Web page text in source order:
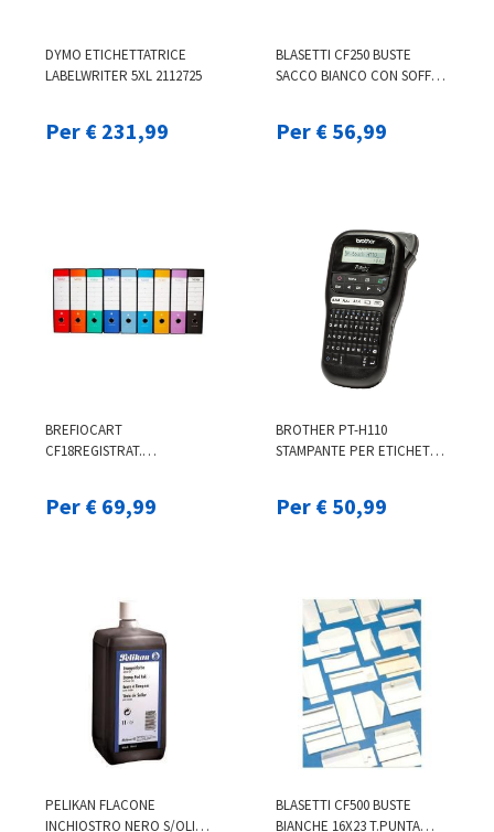
DYMO ETICHETTATRICE
LABELWRITER 5XL 2112725
Per € 231,99
BLASETTI CF250 BUSTE
SACCO BIANCO CON SOFF
Per € 56,99
BREFIOCART
CF18REGISTRAT.
Per € 69,99
BROTHER PT-H110
STAMPANTE PER ETICHETTE
MM/S TZE QWERTY
Per € 50,99
PELIKAN FLACONE
INCHIOSTRO NERO S/OLIO
BLASETTI CF500 BUSTE
BIANCHE 16X23 T.PUNTA